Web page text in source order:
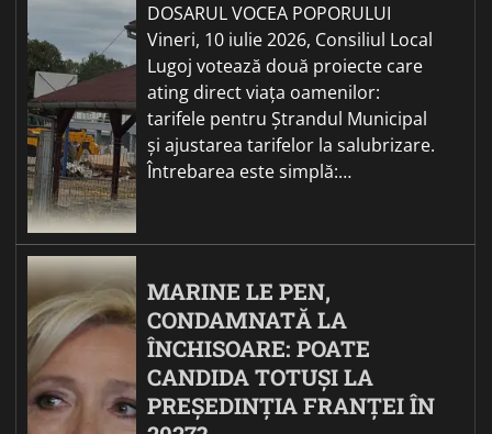
DOSARUL VOCEA POPORULUI
Vineri, 10 iulie 2026, Consiliul Local
Lugoj votează două proiecte care
ating direct viața oamenilor:
tarifele pentru Ștrandul Municipal
și ajustarea tarifelor la salubrizare.
Întrebarea este simplă:…
MARINE LE PEN,
CONDAMNATĂ LA
ÎNCHISOARE: POATE
CANDIDA TOTUȘI LA
PREȘEDINȚIA FRANȚEI ÎN